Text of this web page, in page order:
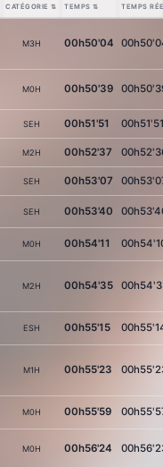
CATÉGORIE ⇅ TEMPS ⇅ TEMPS
M3H 00h50'04
M0H 00h50'39
SEH 00h51'51 00h51'51
M2H 00h52'37
SEH 00h53'07
SEH 00h53'40
M0H 00h54'11
M2H 00h54'35
ESH 00h55'15
M1H 00h55'23
M0H 00h55'59
M0H 00h56'24